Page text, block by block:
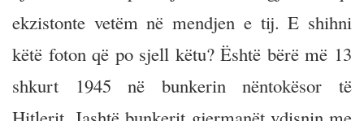
ekzistonte vetëm në mendjen e tij. E shihni
këtë foton që po sjell këtu? Është bërë më 13
shkurt 1945 në bunkerin nëntokësor të